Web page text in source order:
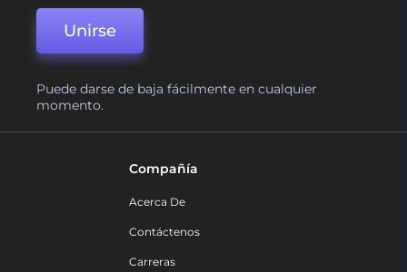
Unirse
Puede darse de baja fácilmente en cualquier
momento.
Compañía
Acerca De
Contáctenos
Carreras